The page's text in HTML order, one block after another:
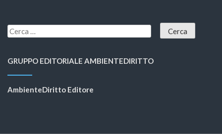
GRUPPO EDITORIALE AMBIENTEDIRITTO
AmbienteDiritto Editore